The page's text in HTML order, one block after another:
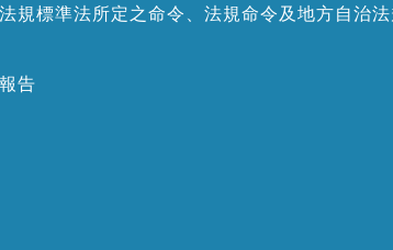
規標準法所定之命令、法規命令及地方自治
告